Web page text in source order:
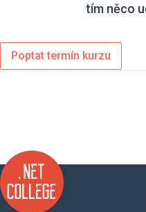
tím něco
Poptat termín kurzu